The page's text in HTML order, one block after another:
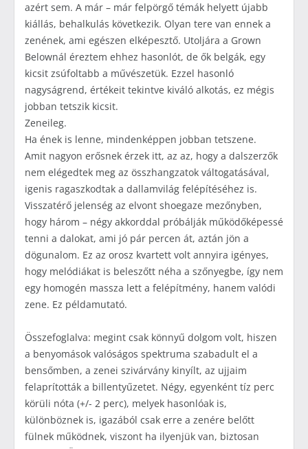
azért sem. A már – már felpörgő témák helyett újabb
kiállás, behalkulás következik. Olyan tere van ennek a
zenének, ami egészen elképesztő. Utoljára a Grown
Belownál éreztem ehhez hasonlót, de ők belgák, egy
kicsit zsúfoltabb a művészetük. Ezzel hasonló
nagyságrend, értékeit tekintve kiváló alkotás, ez mégis
jobban tetszik kicsit.
Zeneileg.
Ha ének is lenne, mindenképpen jobban tetszene.
Amit nagyon erősnek érzek itt, az az, hogy a dalszerzők
nem elégedtek meg az összhangzatok váltogatásával,
igenis ragaszkodtak a dallamvilág felépítéséhez is.
Visszatérő jelenség az elvont shoegaze mezőnyben,
hogy három – négy akkorddal próbálják működőképessé
tenni a dalokat, ami jó pár percen át, aztán jön a
dögunalom. Ez az orosz kvartett volt annyira igényes,
hogy melódiákat is beleszőtt néha a szőnyegbe, így nem
egy homogén massza lett a felépítmény, hanem valódi
zene. Ez példamutató.
Összefoglalva: megint csak könnyű dolgom volt, hiszen
a benyomások valóságos spektruma szabadult el a
bensőmben, a zenei szivárvány kinyílt, az ujjaim
felaprították a billentyűzetet. Négy, egyenként tíz perc
körüli nóta (+/- 2 perc), melyek hasonlóak is,
különböznek is, igazából csak erre a zenére belőtt
fülnek működnek, viszont ha ilyenjük van, biztosan